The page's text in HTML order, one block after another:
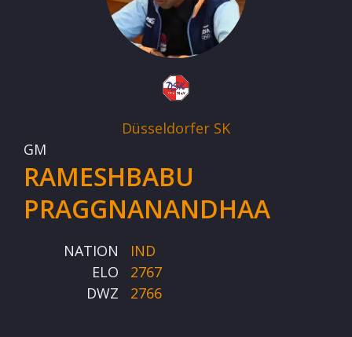
Düsseldorfer SK
GM
RAMESHBABU
PRAGGNANANDHAA
NATION
IND
ELO
2767
DWZ
2766